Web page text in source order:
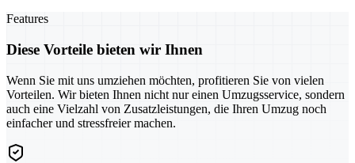
Features
Diese Vorteile bieten wir Ihnen
Wenn Sie mit uns umziehen möchten, profitieren Sie von vielen
Vorteilen. Wir bieten Ihnen nicht nur einen Umzugsservice, sondern
auch eine Vielzahl von Zusatzleistungen, die Ihren Umzug noch
einfacher und stressfreier machen.